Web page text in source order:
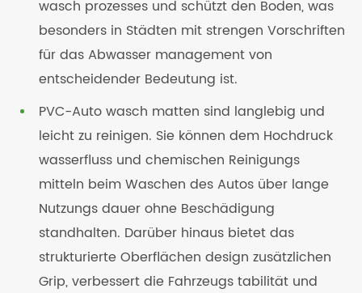
wasch prozesses und schützt den Boden, was
besonders in Städten mit strengen Vorschriften
für das Abwasser management von
entscheidender Bedeutung ist.
PVC-Auto wasch matten sind langlebig und
leicht zu reinigen. Sie können dem Hochdruck
wasserfluss und chemischen Reinigungs
mitteln beim Waschen des Autos über lange
Nutzungs dauer ohne Beschädigung
standhalten. Darüber hinaus bietet das
strukturierte Oberflächen design zusätzlichen
Grip, verbessert die Fahrzeugs tabilität und